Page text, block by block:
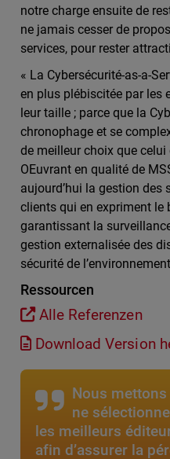
notre charge ensuite de
ne jamais cesser de
services, pour rester
« La Cybersécurité-as-a-
en plus plébiscitée par les
leur taille ; parce que la
chronophage et se
de meilleur choix que celui
OEuvrant en qualité de
aujourd’hui la gestion des
clients qui en expriment le
garantissant la
gestion externalisée des
sécurité de
Ressourcen
Alle Referenzen
Download Version
Nous
ne
les meilleurs
afin d’assurer la